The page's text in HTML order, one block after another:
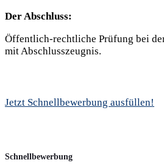
Der Abschluss:
Öffentlich-rechtliche Prüfung bei
mit Abschlusszeugnis.
Jetzt Schnellbewerbung ausfüllen!
Schnellbewerbung